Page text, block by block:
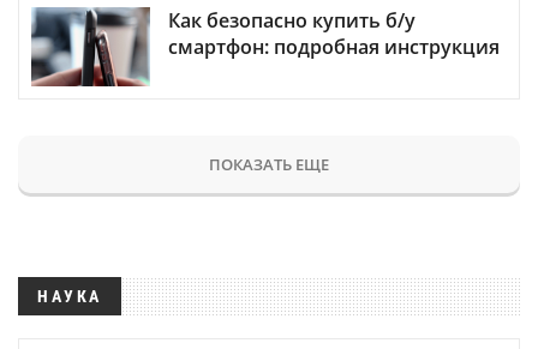
Как безопасно купить б/у
смартфон: подробная инструкция
ПОКАЗАТЬ ЕЩЕ
НАУКА